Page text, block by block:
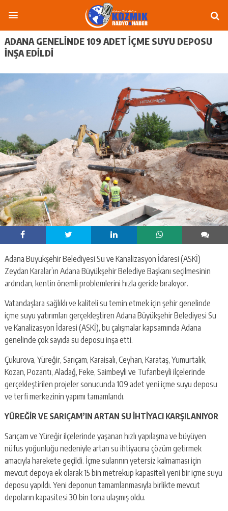
ADANA GENELINDE 109 ADET IÇME SUYU DEPOSU
INŞA EDILDI
Adana Büyükşehir Belediyesi Su ve Kanalizasyon İdaresi (ASKİ)
Zeydan Karalar’ın Adana Büyükşehir Belediye Başkanı seçilmesinin
ardından, kentin önemli problemlerini hızla geride bırakıyor.
Vatandaşlara sağlıklı ve kaliteli su temin etmek için şehir genelinde
içme suyu yatırımları gerçekleştiren Adana Büyükşehir Belediyesi Su
ve Kanalizasyon İdaresi (ASKİ), bu çalışmalar kapsamında Adana
genelinde çok sayıda su deposu inşa etti.
Çukurova, Yüreğir, Sarıçam, Karaisalı, Ceyhan, Karataş, Yumurtalık,
Kozan, Pozantı, Aladağ, Feke, Saimbeyli ve Tufanbeyli ilçelerinde
gerçekleştirilen projeler sonucunda 109 adet yeni içme suyu deposu
ve terfi merkezinin yapımı tamamlandı.
YÜREĞİR VE SARIÇAM’IN ARTAN SU İHTİYACI KARŞILANIYOR
Sarıçam ve Yüreğir ilçelerinde yaşanan hızlı yapılaşma ve büyüyen
nüfus yoğunluğu nedeniyle artan su ihtiyacına çözüm getirmek
amacıyla harekete geçildi. İçme sularının yetersiz kalmaması için
mevcut depoya ek olarak 15 bin metreküp kapasiteli yeni bir içme suyu
deposu yapıldı. Yeni deponun tamamlanmasıyla birlikte mevcut
depoların kapasitesi 30 bin tona ulaşmış oldu.